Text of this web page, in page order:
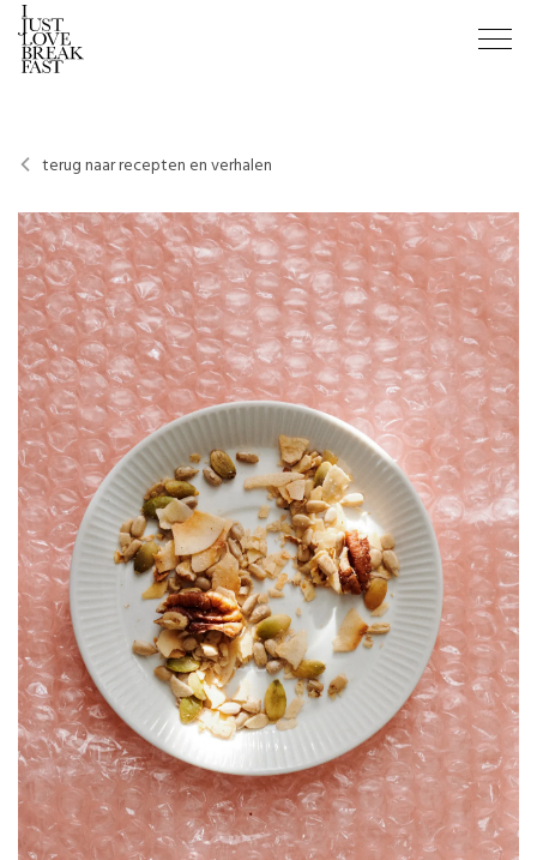
terug naar recepten en verhalen